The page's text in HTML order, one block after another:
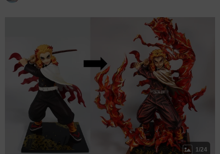
1/24